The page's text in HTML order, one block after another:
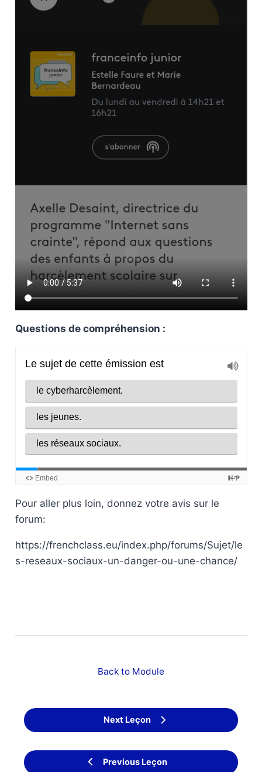
Questions de compréhension :
Pour aller plus loin, donnez votre avis sur le
forum:
https://frenchclass.eu/index.php/forums/Sujet/le
s-reseaux-sociaux-un-danger-ou-une-chance/
Previous Leçon
Back to Module
Next Leçon